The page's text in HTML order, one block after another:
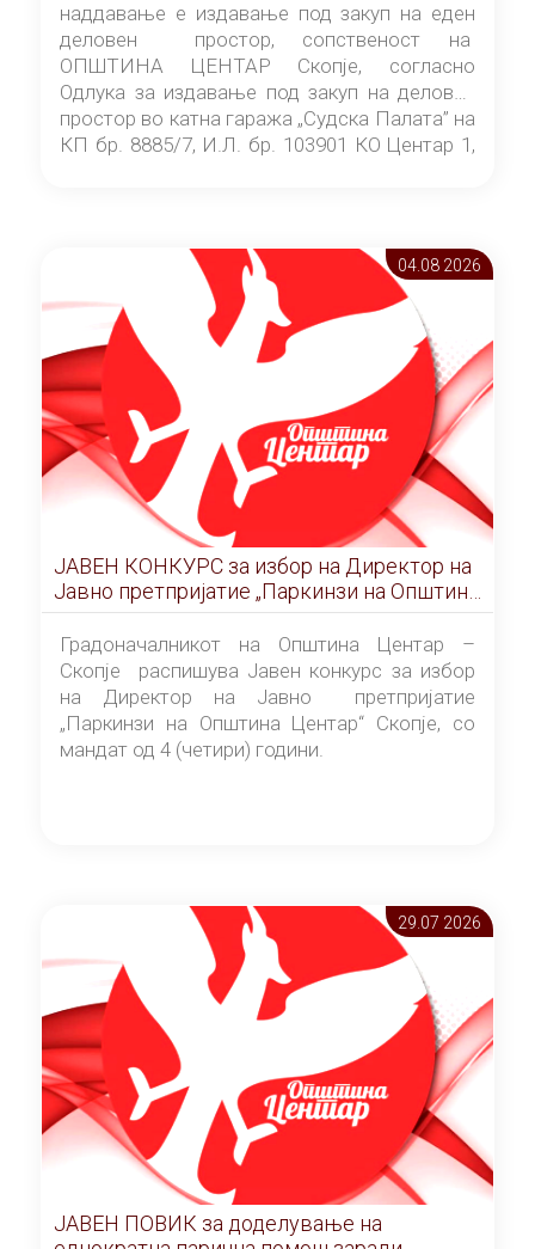
наддавање е издавање под закуп на еден
деловен простор, сопственост на
ОПШТИНА ЦЕНТАР Скопје, согласно
Одлука за издавање под закуп на деловен
простор во катна гаража „Судска Палата” на
КП бр. 8885/7, И.Л. бр. 103901 КО Центар 1,
Скопје” број 9/2026), за времетраење од 3
(три) години од денот на потпишувањето на
Договорот за закуп со најповолниот
понудувач.
04.08 2026
ЈАВЕН КОНКУРС за избор на Директор на
Јавно претпријатие „Паркинзи на Општина
Центар“ – Скопје
Градоначалникот на Општина Центар –
Скопје распишува Јавен конкурс за избор
на Директор на Јавно претпријатие
„Паркинзи на Општина Центар“ Скопје, со
мандат од 4 (четири) години.
29.07 2026
ЈАВЕН ПОВИК за доделување на